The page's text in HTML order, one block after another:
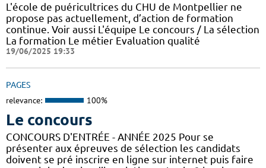
L'école de puéricultrices du CHU de Montpellier ne
propose pas actuellement, d’action de formation
continue. Voir aussi L'équipe Le concours / La sélection
La formation Le métier Evaluation qualité
19/06/2025 19:33
PAGES
relevance: 100%
Le concours
CONCOURS D'ENTRÉE - ANNÉE 2025 Pour se
présenter aux épreuves de sélection les candidats
doivent se pré inscrire en ligne sur internet puis faire